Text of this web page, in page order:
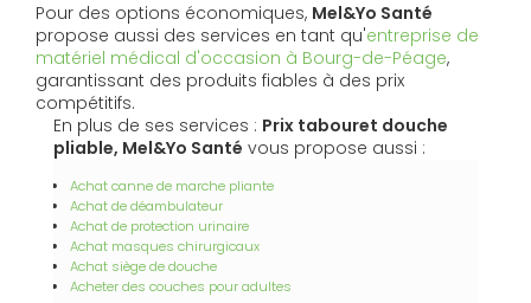
Pour des options économiques, Mel&Yo Santé
propose aussi des services en tant qu'entreprise de
matériel médical d'occasion à Bourg-de-Péage,
garantissant des produits fiables à des prix
compétitifs.
En plus de ses services : Prix tabouret douche
pliable, Mel&Yo Santé vous propose aussi :
Achat canne de marche pliante
Achat de déambulateur
Achat de protection urinaire
Achat masques chirurgicaux
Achat siège de douche
Acheter des couches pour adultes